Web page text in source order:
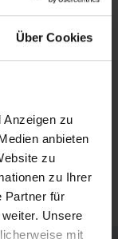
Über Cookies
Anzeigen zu
anbieten
zu
zu Ihrer
Partner für
Unsere
mit